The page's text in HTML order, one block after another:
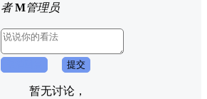
者 M管理员
提交
暂无讨论，